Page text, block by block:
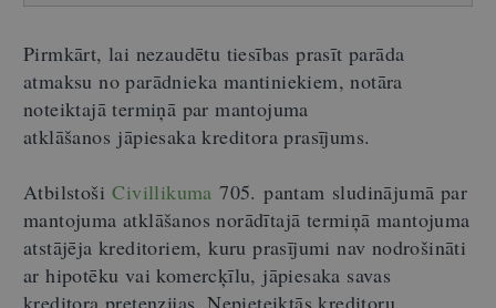
Pirmkārt, lai nezaudētu tiesības prasīt parāda
atmaksu no parādnieka mantiniekiem, notāra
noteiktajā termiņā par mantojuma
atklāšanos jāpiesaka kreditora prasījums.
AtbilstošiCivillikuma 705. pantam sludinājumā par
mantojuma atklāšanos norādītajā termiņā mantojuma
atstājēja kreditoriem, kuru prasījumi nav nodrošināti
ar hipotēku vai komercķīlu, jāpiesaka savas
kreditora pretenzijas. Nepieteiktās kreditoru